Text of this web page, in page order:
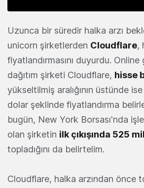
Uzunca bir süredir halka arzı
unicorn şirketlerden Cloudflare,
fiyatlandırmasını duyurdu.
dağıtım şirketi Cloudflare, hisse
yükseltilmiş aralığının üstünde
dolar şeklinde fiyatlandırma
bugün, New York Borsası'nda
olan şirketin ilk çıkışında 525
topladığını da belirtelim.
Cloudflare, halka arzından önce